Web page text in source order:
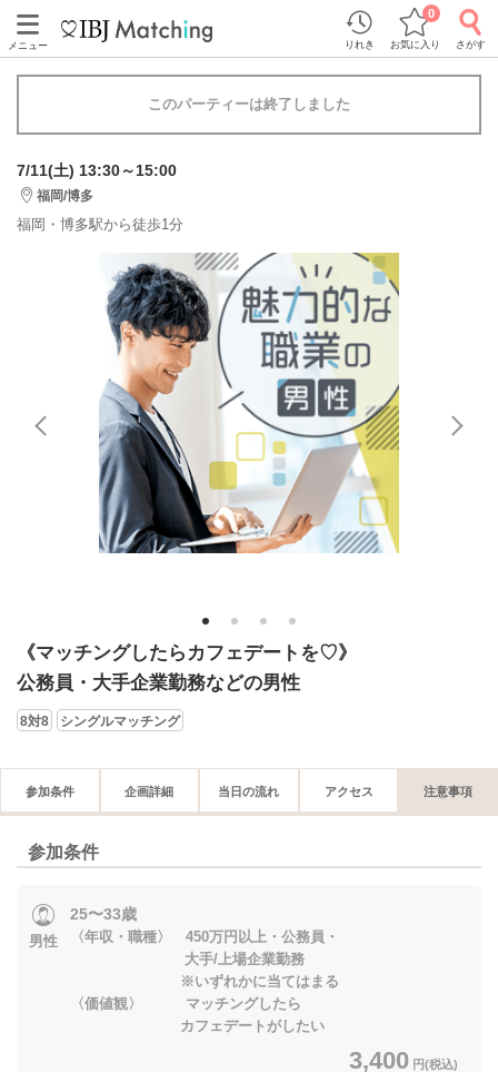
メニュー りれき お気に入り
0
さがす
このパーティーは終了しました
7/11(土) 13:30～15:00
福岡/博多
福岡・博多駅から徒歩1分
1 2 3 4
《マッチングしたらカフェデートを♡》
公務員・大手企業勤務などの男性
8対8 シングルマッチング
参加条件 企画詳細 当日の流れ アクセス 注意事項
参加条件
男性
25〜33歳
〈年収・職種〉 450万円以上・公務員・
大手/上場企業勤務
※いずれかに当てはまる
〈価値観〉 マッチングしたら
カフェデートがしたい
3,400 円(税込)